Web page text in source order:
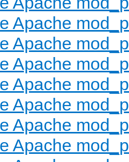
Apache
Apache
Apache
Apache
Apache
Apache
Apache